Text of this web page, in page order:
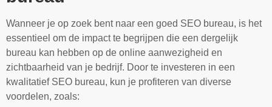
Wanneer je op zoek bent naar een goed SEO bureau, is het
essentieel om de impact te begrijpen die een dergelijk
bureau kan hebben op de online aanwezigheid en
zichtbaarheid van je bedrijf. Door te investeren in een
kwalitatief SEO bureau, kun je profiteren van diverse
voordelen, zoals: